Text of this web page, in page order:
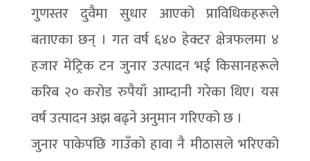
गुणस्तर दुवैमा सुधार आएको प्राविधिकहरूले
बताएका छन् । गत वर्ष ६४० हेक्टर क्षेत्रफलमा ४
हजार मेट्रिक टन जुनार उत्पादन भई किसानहरूले
करिब २० करोड रुपैयाँ आम्दानी गरेका थिए। यस
वर्ष उत्पादन अझ बढ्ने अनुमान गरिएको छ ।
जुनार पाकेपछि गाउँको हावा नै मीठासले भरिएको